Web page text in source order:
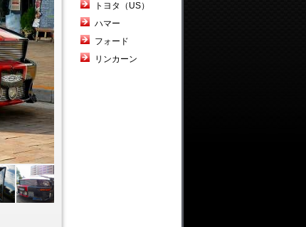
トヨタ（US）
ハマー
フォード
リンカーン